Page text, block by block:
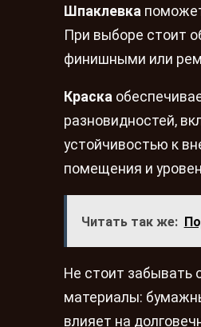
Шпаклевка
При выборе стоит
финишными или
Краска
разновидностей,
устойчивостью к
помещения и
Читать так же:
Не стоит забывать
материалы:
влияет на